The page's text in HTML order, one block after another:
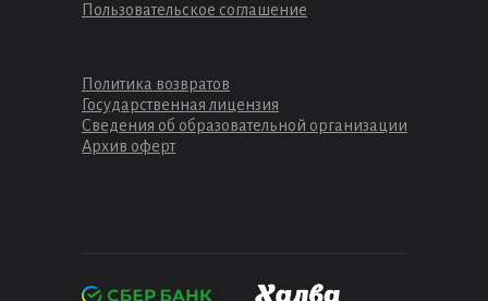
Пользовательское соглашение
Политика возвратов
Государственная лицензия
Сведения об образовательной организации
Архив оферт